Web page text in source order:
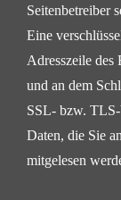
Seitenbetreiber
Eine
Adresszeile des
und an dem
SSL- bzw.
Daten, die Sie
mitgelesen